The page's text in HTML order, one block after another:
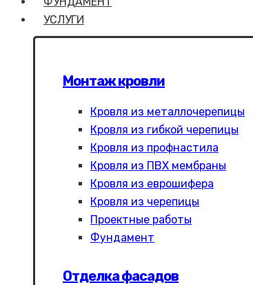
УСЛУГИ
Монтаж кровли
Кровля из металлочерепицы
Кровля из гибкой черепицы
Кровля из профнастила
Кровля из ПВХ мембраны
Кровля из еврошифера
Кровля из черепицы
Проектные работы
Фундамент
Отделка фасадов